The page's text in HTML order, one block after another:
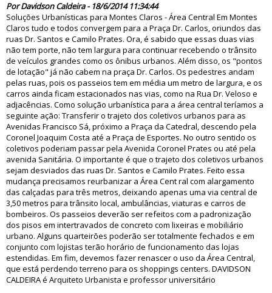
Por Davidson Caldeira - 18/6/2014 11:34:44
Soluções Urbanísticas para Montes Claros - Área Central Em Montes
Claros tudo e todos convergem para a Praça Dr. Carlos, oriundos das
ruas Dr. Santos e Camilo Prates. Ora, é sabido que essas duas vias
não tem porte, não tem largura para continuar recebendo o trânsito
de veículos grandes como os ônibus urbanos. Além disso, os "pontos
de lotação" já não cabem na praça Dr. Carlos. Os pedestres andam
pelas ruas, pois os passeios tem em média um metro de largura, e os
carros ainda ficam estacionados nas vias, como na Rua Dr. Veloso e
adjacências. Como solução urbanística para a área central teríamos a
seguinte ação: Transferir o trajeto dos coletivos urbanos para as
Avenidas Francisco Sá, próximo a Praça da Catedral, descendo pela
Coronel Joaquim Costa até a Praça de Esportes. No outro sentido os
coletivos poderiam passar pela Avenida Coronel Prates ou até pela
avenida Sanitária. O importante é que o trajeto dos coletivos urbanos
sejam desviados das ruas Dr. Santos e Camilo Prates. Feito essa
mudança precisamos reurbanizar a Área Cent ral com alargamento
das calçadas para três metros, deixando apenas uma via central de
3,50 metros para trânsito local, ambulâncias, viaturas e carros de
bombeiros. Os passeios deverão ser refeitos com a padronização
dos pisos em intertravados de concreto com lixeiras e mobiliário
urbano. Alguns quarteirões poderão ser totalmente fechados e em
conjunto com lojistas terão horário de funcionamento das lojas
estendidas. Em fim, devemos fazer renascer o uso da Área Central,
que está perdendo terreno para os shoppings centers. DAVIDSON
CALDEIRA é Arquiteto Urbanista e professor universitário